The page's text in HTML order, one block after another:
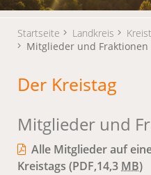
Startseite Landkreis
Mitglieder und Fraktionen
Der Kreistag
Mitglieder und
Alle Mitglieder auf
Kreistags (PDF,14,3 MB)